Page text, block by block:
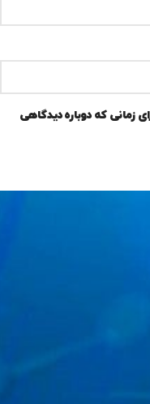
زمانی که دوباره دیدگاهی